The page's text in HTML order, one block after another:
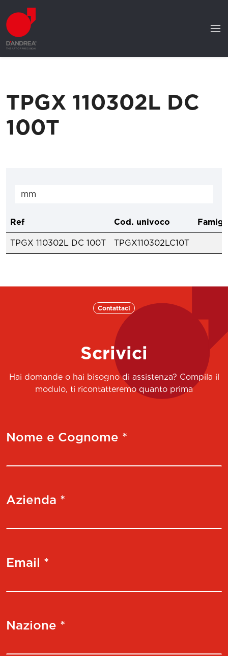
TPGX 110302L DC
100T
Ref Cod. univoco
TPGX 110302L DC 100T TPGX110302LC10T
Contattaci
Scrivici
Hai domande o hai bisogno di assistenza? Compila il
modulo, ti ricontatteremo quanto prima
Nome e Cognome *
Azienda *
Email *
Nazione *